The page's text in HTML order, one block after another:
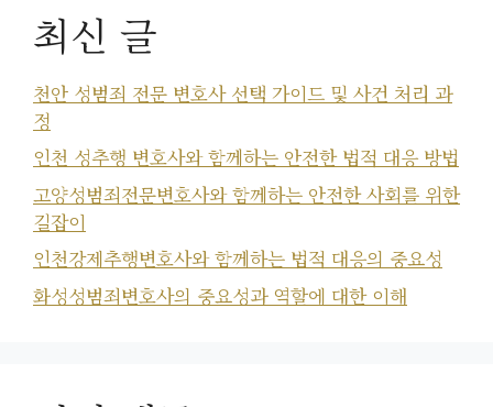
최신 글
천안 성범죄 전문 변호사 선택 가이드 및 사건 처리 과
정
인천 성추행 변호사와 함께하는 안전한 법적 대응 방법
고양성범죄전문변호사와 함께하는 안전한 사회를 위한
길잡이
인천강제추행변호사와 함께하는 법적 대응의 중요성
화성성범죄변호사의 중요성과 역할에 대한 이해